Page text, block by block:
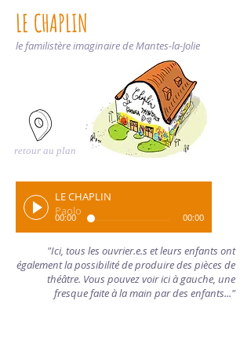
le familistère imaginaire de Mantes-la-Jolie
LE CHAPLIN
LE CHAPLIN
Paolo
00:00 00:00
retour au plan
"Ici, tous les ouvrier.e.s et leurs enfants ont
également la possibilité de produire des pièces de
théâtre. Vous pouvez voir ici à gauche, une
fresque faite à la main par des enfants..."